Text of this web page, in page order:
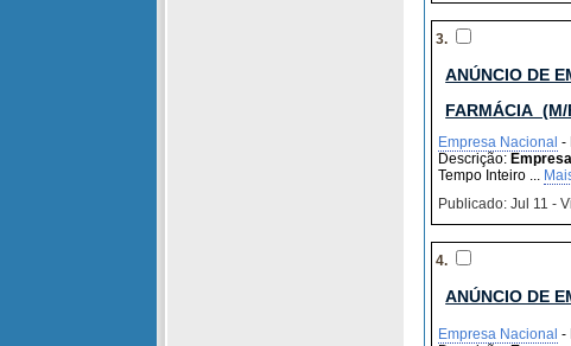
3.
ANÚNCIO DE
Empresa Nacional -
Descrição:
Tempo Inteiro ...
Publicado: Jul 11 -
4.
ANÚNCIO DE
Empresa Nacional -